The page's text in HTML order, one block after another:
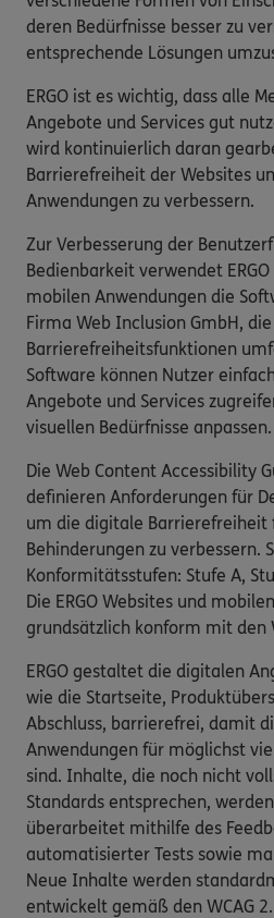
deren Bedürfnisse besser zu
entsprechende Lösungen
ERGO ist es wichtig, dass alle
Angebote und Services gut
wird kontinuierlich daran
Barrierefreiheit der Websites
Anwendungen zu verbessern.
Zur Verbesserung der
Bedienbarkeit verwendet
mobilen Anwendungen die
Firma Web Inclusion GmbH,
Barrierefreiheitsfunktionen
Software können Nutzer
Angebote und Services
visuellen Bedürfnisse anpassen.
Die Web Content Accessibility
definieren Anforderungen für
um die digitale Barrierefreiheit
Behinderungen zu verbessern.
Konformitätsstufen: Stufe A,
Die ERGO Websites und
grundsätzlich konform mit den
ERGO gestaltet die digitalen
wie die Startseite,
Abschluss, barrierefrei, damit
Anwendungen für möglichst
sind. Inhalte, die noch nicht
Standards entsprechen,
überarbeitet mithilfe des
automatisierter Tests sowie
Neue Inhalte werden
entwickelt gemäß den WCAG